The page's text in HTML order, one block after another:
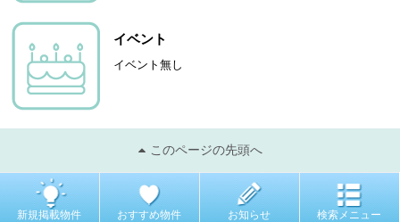
イベント
イベント無し
このページの先頭へ
新規掲載物件 おすすめ物件 お知らせ 検索メニュー